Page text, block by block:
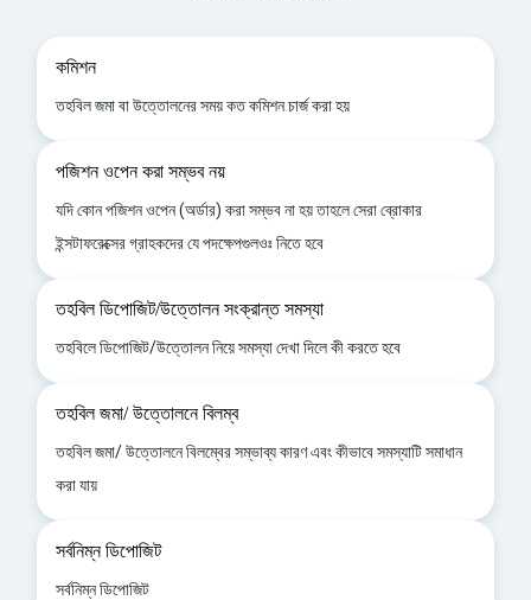
কমিশন
তহবিল জমা বা উত্তোলনের সময় কত কমিশন চার্জ করা হয়
পজিশন ওপেন করা সম্ভব নয়
যদি কোন পজিশন ওপেন (অর্ডার) করা সম্ভব না হয় তাহলে সেরা ব্রোকার
ইন্সটাফরেক্সের গ্রাহকদের যে পদক্ষেপগুলওঃ নিতে হবে
তহবিল ডিপোজিট/উত্তোলন সংক্রান্ত সমস্যা
তহবিলে ডিপোজিট/উত্তোলন নিয়ে সমস্যা দেখা দিলে কী করতে হবে
তহবিল জমা/ উত্তোলনে বিলম্ব
তহবিল জমা/ উত্তোলনে বিলম্বের সম্ভাব্য কারণ এবং কীভাবে সমস্যাটি সমাধান
করা যায়
সর্বনিম্ন ডিপোজিট
সর্বনিম্ন ডিপোজিট